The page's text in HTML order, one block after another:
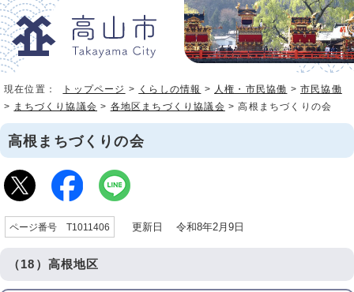
現在位置： トップページ > くらしの情報 > 人権・市民協働 >市民協働
> まちづくり協議会 > 各地区まちづくり協議会 > 高根まちづくりの会
高根まちづくりの会
ページ番号 T1011406 更新日 令和8年2月9日
（18）高根地区